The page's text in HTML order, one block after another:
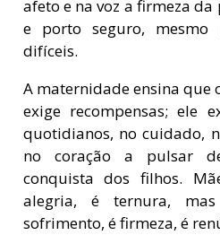
afeto e na voz a firmeza
e porto seguro, mesmo
difíceis.
A maternidade ensina que
exige recompensas; ele
quotidianos, no cuidado,
no coração a pulsar
conquista dos filhos.
alegria, é ternura,
sofrimento, é firmeza, é